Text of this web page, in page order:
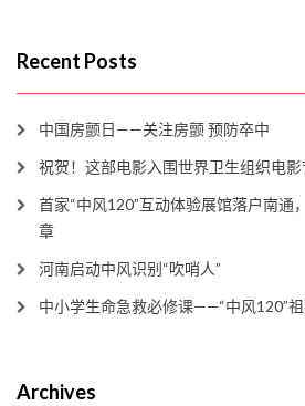
Recent Posts
中国房颤日——关注房颤 预防卒中
祝贺！这部电影入围世界卫生组织电影
首家“中风120”互动体验展馆落户南通
章
河南启动中风识别“吹哨人”
中小学生命急救必修课——“中风120”祖
Archives